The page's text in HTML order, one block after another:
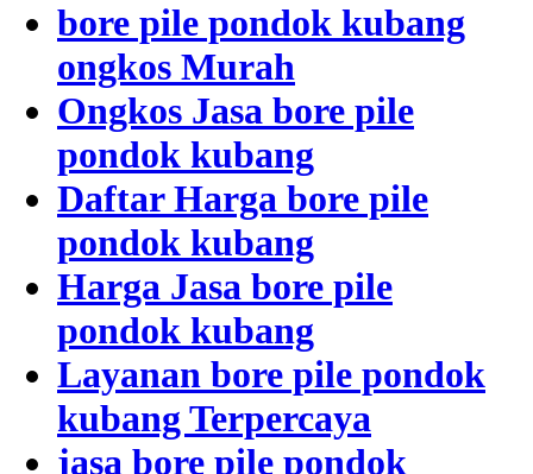
bore pile pondok kubang
ongkos Murah
Ongkos Jasa bore pile
pondok kubang
Daftar Harga bore pile
pondok kubang
Harga Jasa bore pile
pondok kubang
Layanan bore pile pondok
kubang Terpercaya
jasa bore pile pondok